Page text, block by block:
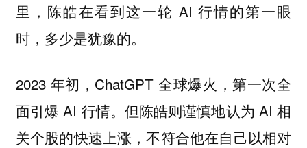
里，陈皓在看到这一轮 AI 行情的第一眼
时，多少是犹豫的。
2023 年初，ChatGPT 全球爆火，第一次全
面引爆 AI 行情。但陈皓则谨慎地认为 AI 相
关个股的快速上涨，不符合他在自己以相对